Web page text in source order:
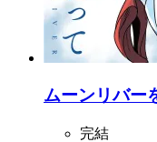
ムーンリバー
完結